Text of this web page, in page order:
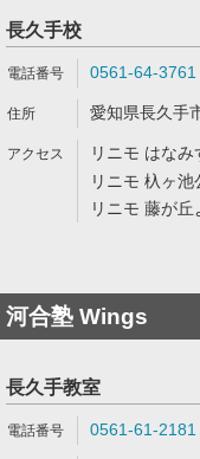
長久手校
0561-64-3761
愛知県長久手
リニモ はな
リニモ 杁ヶ
リニモ 藤が
河合塾 Wings
長久手教室
0561-61-2181